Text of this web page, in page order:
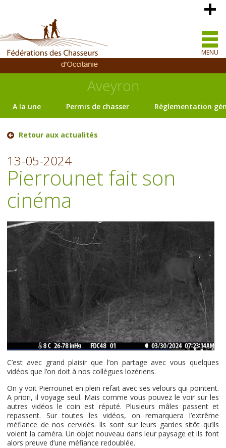
MENU
Aveyron
A la une Permis de chasser Règlementation
Retour aux actualités
13-05-2024
Pierrounet fait son
cinéma
C’est avec grand plaisir que l’on partage avec vous quelques
vidéos que l’on doit à nos collègues lozériens.
On y voit Pierrounet en plein refait avec ses velours qui pointent.
A priori, il voyage seul. Mais comme vous pouvez le voir sur les
autres vidéos le coin est réputé. Plusieurs mâles passent et
repassent. Sur toutes les vidéos, on remarquera l’extrême
méfiance de nos cervidés. Ils sont sur leurs gardes sitôt qu’ils
voient la caméra. Un objet nouveau dans leur paysage et ils font
alors preuve d’une méfiance redoublée.